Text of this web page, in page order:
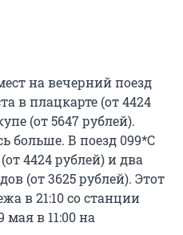
на вечерний поезд
в плацкарте (от 4424
(от 5647 рублей).
больше. В поезд 099*С
4424 рублей) и два
(от 3625 рублей). Этот
в 21:10 со станции
в 11:00 на